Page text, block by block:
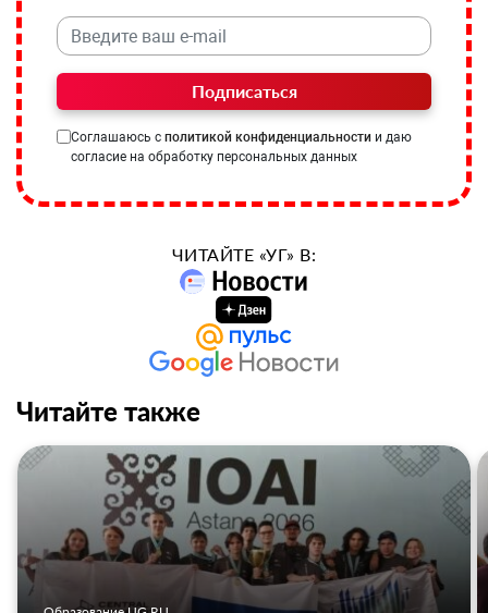
Подписаться
Соглашаюсь с политикой конфиденциальности и даю
согласие на обработку персональных данных
ЧИТАЙТЕ «УГ» В:
Читайте также